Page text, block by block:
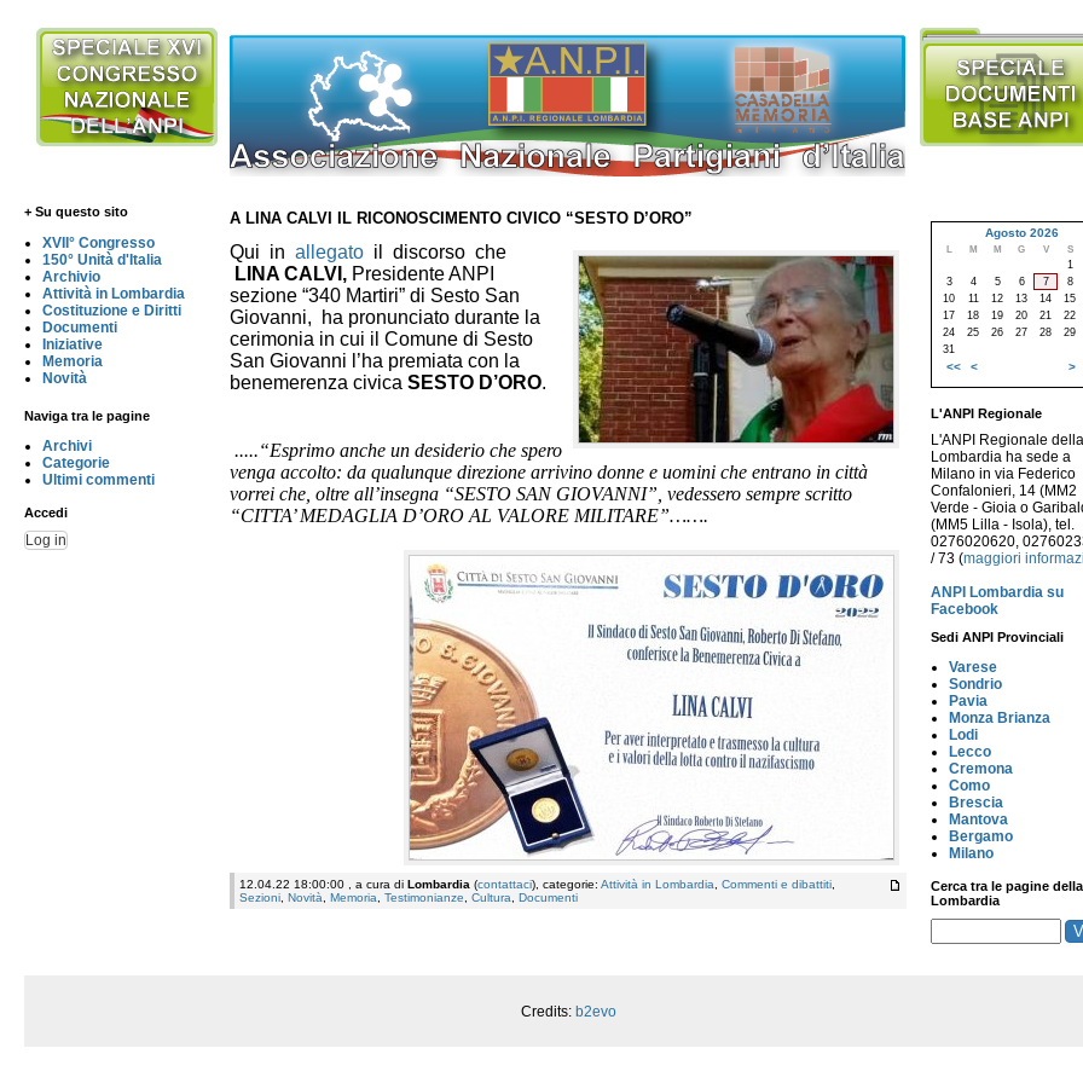
+ Su questo sito
XVII° Congresso
150° Unità d'Italia
Archivio
Attività in Lombardia
Costituzione e Diritti
Documenti
Iniziative
Memoria
Novità
Naviga tra le pagine
Archivi
Categorie
Ultimi commenti
Accedi
Log in
A LINA CALVI IL RICONOSCIMENTO CIVICO “SESTO D’ORO”
Qui in allegato il discorso che
LINA CALVI , Presidente ANPI
sezione “340 Martiri” di Sesto San
Giovanni,
ha pronunciato durante la
cerimonia in cui il Comune di Sesto
San Giovanni l’ha premiata con la
benemerenza civica SESTO D’ORO.
.....“Esprimo anche un desiderio che spero
venga accolto: da qualunque direzione arrivino donne e uomini che entrano in città
vorrei che, oltre all’insegna “SESTO SAN GIOVANNI”, vedessero sempre scritto
“CITTA’ MEDAGLIA D’ORO AL VALORE MILITARE”…….
12.04.22 18:00:00 , a cura di Lombardia (contattaci), categorie: Attività in Lombardia, Commenti e dibattiti,
Sezioni, Novità, Memoria, Testimonianze, Cultura, Documenti
Agosto 2026
L M M G V S
1
3
4 5 6 7 8
10
11 12 13 14 15
17
18 19 20 21 22
24
25 26 27 28 29
31
<< < >
L'ANPI Regionale
L'ANPI Regionale della
Lombardia ha sede a
Milano in via Federico
Confalonieri, 14 (MM2
Verde - Gioia o
(MM5 Lilla - Isola), tel.
0276020620,
/ 73 (maggiori
ANPI Lombardia su
Facebook
Sedi ANPI Provinciali
Varese
Sondrio
Pavia
Monza Brianza
Lodi
Lecco
Cremona
Como
Brescia
Mantova
Bergamo
Milano
Cerca tra le pagine della
Lombardia
Credits: b2evo